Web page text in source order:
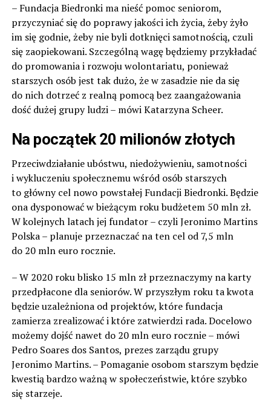
– Fundacja Biedronki ma nieść pomoc seniorom,
przyczyniać się do poprawy jakości ich życia, żeby żyło
im się godnie, żeby nie byli dotknięci samotnością, czuli
się zaopiekowani. Szczególną wagę będziemy przykładać
do promowania i rozwoju wolontariatu, ponieważ
starszych osób jest tak dużo, że w zasadzie nie da się
do nich dotrzeć z realną pomocą bez zaangażowania
dość dużej grupy ludzi – mówi Katarzyna Scheer.
Na początek 20 milionów złotych
Przeciwdziałanie ubóstwu, niedożywieniu, samotności
i wykluczeniu społecznemu wśród osób starszych
to główny cel nowo powstałej Fundacji Biedronki. Będzie
ona dysponować w bieżącym roku budżetem 50 mln zł.
W kolejnych latach jej fundator – czyli Jeronimo Martins
Polska – planuje przeznaczać na ten cel od 7,5 mln
do 20 mln euro rocznie.
– W 2020 roku blisko 15 mln zł przeznaczymy na karty
przedpłacone dla seniorów. W przyszłym roku ta kwota
będzie uzależniona od projektów, które fundacja
zamierza zrealizować i które zatwierdzi rada. Docelowo
możemy dojść nawet do 20 mln euro rocznie – mówi
Pedro Soares dos Santos, prezes zarządu grupy
Jeronimo Martins. – Pomaganie osobom starszym będzie
kwestią bardzo ważną w społeczeństwie, które szybko
się starzeje.